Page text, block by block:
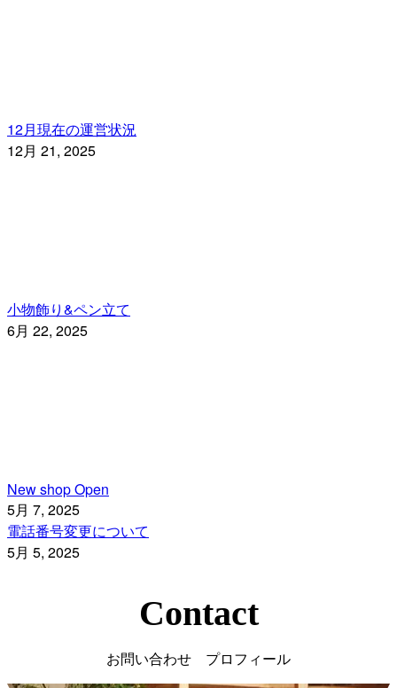
12月現在の運営状況
12月 21, 2025
小物飾り&ペン立て
6月 22, 2025
New shop Open
5月 7, 2025
電話番号変更について
5月 5, 2025
Contact
お問い合わせ プロフィール